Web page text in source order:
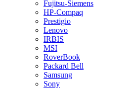
Fujitsu-Siemens
HP-Compaq
Prestigio
Lenovo
IRBIS
MSI
RoverBook
Packard Bell
Samsung
Sony